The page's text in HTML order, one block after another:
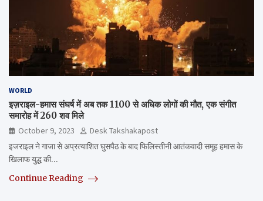
WORLD
इज़राइल-हमास संघर्ष में अब तक 1100 से अधिक लोगों की मौत, एक संगीत
समारोह में 260 शव मिले
October 9, 2023
Desk Takshakapost
इजराइल ने गाजा से अप्रत्याशित घुसपैठ के बाद फिलिस्तीनी आतंकवादी समूह हमास के
खिलाफ युद्ध की…
Continue Reading